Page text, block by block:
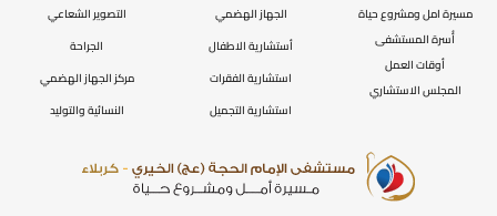
التصوير الشعاعي
الجراحة
مركز الجهاز الهضمي
النسائية والتوليد
الجهاز الهضمي
أستشارية الاطفال
استشارية الفقرات
استشارية التجميل
مسيرة امل ومشروع حياة
أُسرة المستشفى
أوقات العمل
المجلس الاستشاري